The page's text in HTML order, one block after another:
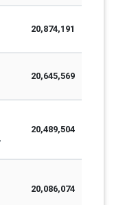
20,874,191
20,645,569
20,489,504
20,086,074